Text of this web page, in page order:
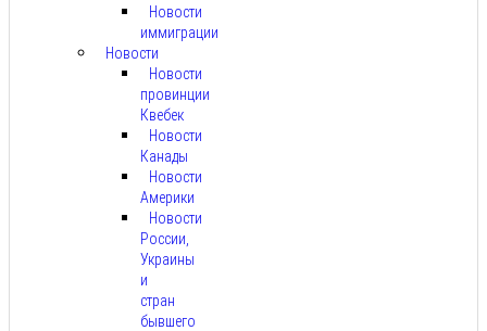
Новости
иммиграции
Новости
Новости
провинции
Квебек
Новости
Канады
Новости
Америки
Новости
России,
Украины
и
стран
бывшего